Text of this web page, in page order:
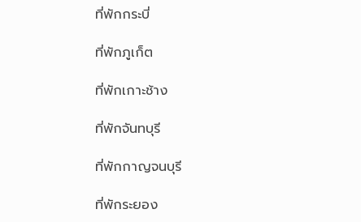
ที่พักกระบี่
ที่พักภูเก็ต
ที่พักเกาะช้าง
ที่พักจันทบุรี
ที่พักกาญจนบุรี
ที่พักระยอง